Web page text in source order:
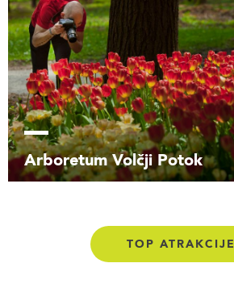
Arboretum Volčji Potok
TOP ATRAKCIJE